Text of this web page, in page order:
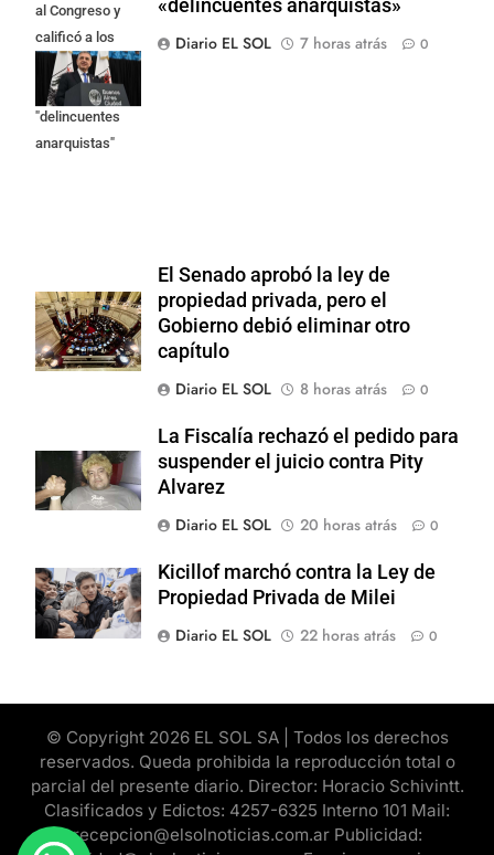
al Congreso y
calificó a los
responsables
como
"delincuentes
anarquistas"
«delincuentes anarquistas»
Diario EL SOL
7 horas atrás 0
El Senado aprobó la ley de
propiedad privada, pero el
Gobierno debió eliminar otro
capítulo
Diario EL SOL
8 horas atrás 0
La Fiscalía rechazó el pedido para
suspender el juicio contra Pity
Alvarez
Diario EL SOL
20 horas atrás 0
Kicillof marchó contra la Ley de
Propiedad Privada de Milei
Diario EL SOL
22 horas atrás 0
© Copyright 2026 EL SOL SA | Todos los derechos
reservados. Queda prohibida la reproducción total o
parcial del presente diario. Director: Horacio Schivintt.
Clasificados y Edictos: 4257-6325 Interno 101 Mail:
recepcion@elsolnoticias.com.ar Publicidad: